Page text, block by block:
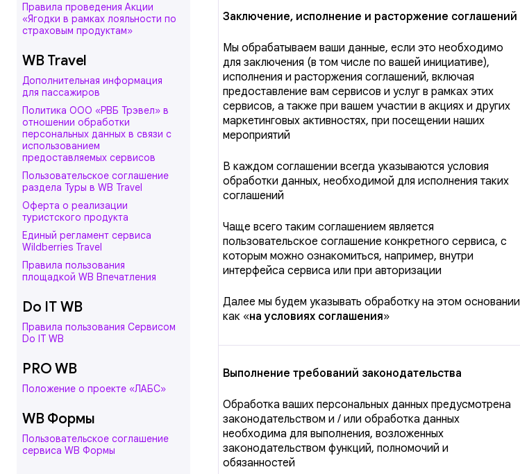
Правила проведения Акции
«Ягодки в рамках лояльности по
страховым продуктам»
WB Travel
Дополнительная информация
для пассажиров
Политика ООО «РВБ Трэвел» в
отношении обработки
персональных данных в связи с
использованием
предоставляемых сервисов
Пользовательское соглашение
раздела Туры в WB Travel
Оферта о реализации
туристского продукта
Единый регламент сервиса
Wildberries Travel
Правила пользования
площадкой WB Впечатления
Do IT WB
Правила пользования Сервисом
Do IT WB
PRO WB
Положение о проекте «ЛАБС»
WB Формы
Пользовательское соглашение
сервиса WB Формы
Заключение, исполнение и расторжение соглашений
Мы обрабатываем ваши данные, если это необходимо
для заключения (в том числе по вашей инициативе),
исполнения и расторжения соглашений, включая
предоставление вам сервисов и услуг в рамках этих
сервисов, а также при вашем участии в акциях и других
маркетинговых активностях, при посещении наших
мероприятий
В каждом соглашении всегда указываются условия
обработки данных, необходимой для исполнения таких
соглашений
Чаще всего таким соглашением является
пользовательское соглашение конкретного сервиса, с
которым можно ознакомиться, например, внутри
интерфейса сервиса или при авторизации
Далее мы будем указывать обработку на этом основании
как «на условиях соглашения»
Выполнение требований законодательства
Обработка ваших персональных данных предусмотрена
законодательством и / или обработка данных
необходима для выполнения, возложенных
законодательством функций, полномочий и
обязанностей